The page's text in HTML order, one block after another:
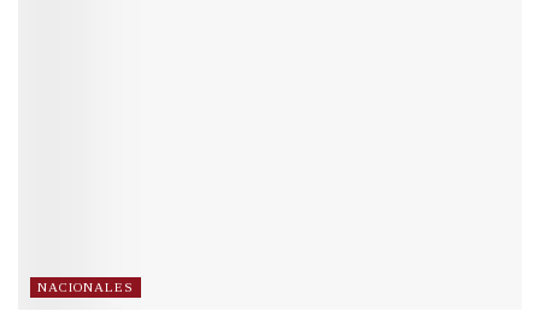
NACIONALES